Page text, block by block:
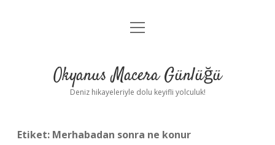
Anasayfa
Yasal Uyarı
menüyü
Okyanus Macera Günlüğü
Deniz hikayeleriyle dolu keyifli yolculuk!
Etiket: Merhabadan sonra ne konur